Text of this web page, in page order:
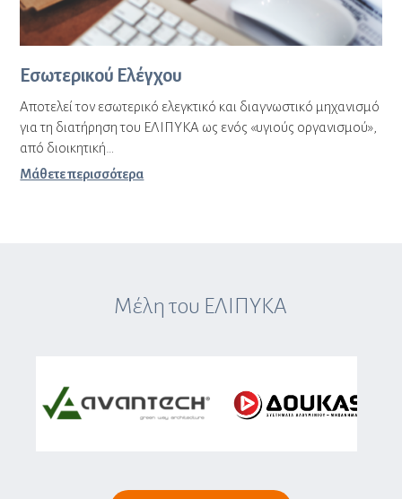
Εσωτερικού Ελέγχου
Αποτελεί τον εσωτερικό ελεγκτικό και διαγνωστικό μηχανισμό
για τη διατήρηση του ΕΛΙΠΥΚΑ ως ενός «υγιούς οργανισμού»,
από διοικητική…
Μάθετε περισσότερα
Μέλη του ΕΛΙΠΥΚΑ